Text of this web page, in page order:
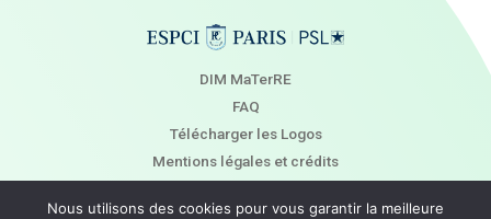
DIM MaTerRE
FAQ
Télécharger les Logos
Mentions légales et crédits
Contact
Nous utilisons des cookies pour vous garantir la meilleure